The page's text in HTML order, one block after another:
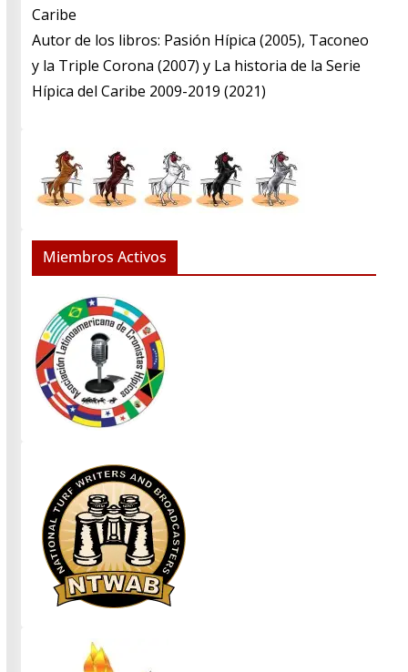
Caribe
​Autor de los libros: Pasión Hípica (2005), Taconeo
y la Triple Corona (2007) y La historia de la Serie
Hípica del Caribe 2009-2019 (2021)
Miembros Activos